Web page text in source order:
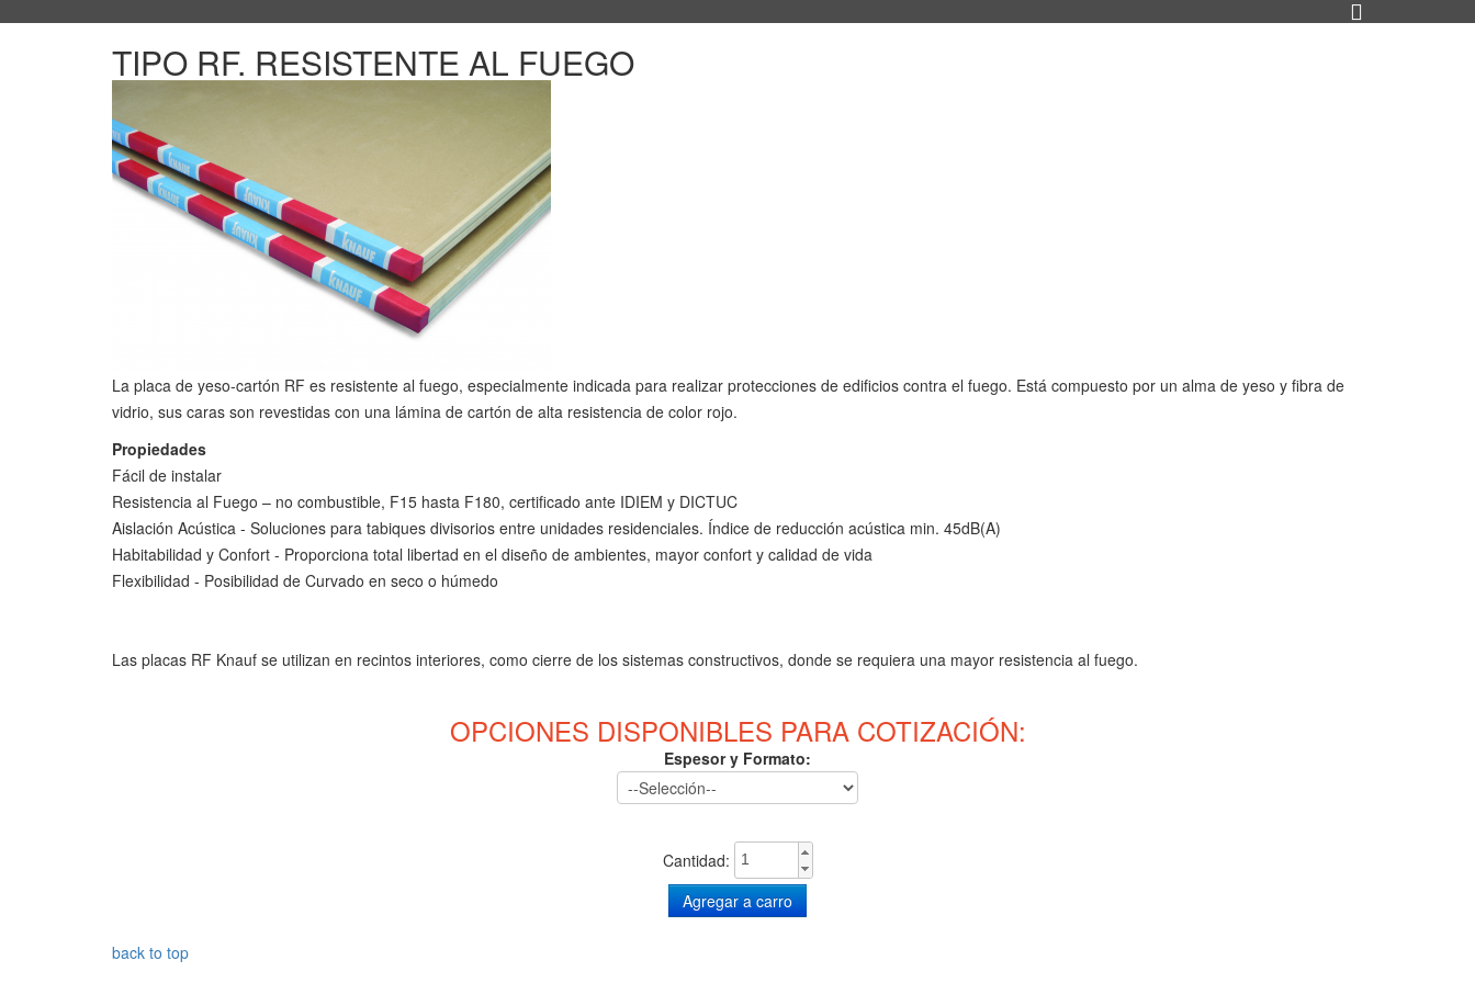
TIPO RF. RESISTENTE AL FUEGO
La placa de yeso-cartón RF es resistente al fuego, especialmente indicada para realizar protecciones de edificios contra el fuego. Está compuesto por un alma de yeso y fibra de
vidrio, sus caras son revestidas con una lámina de cartón de alta resistencia de color rojo.
Propiedades
Fácil de instalar
Resistencia al Fuego – no combustible, F15 hasta F180, certificado ante IDIEM y DICTUC
Aislación Acústica - Soluciones para tabiques divisorios entre unidades residenciales. Índice de reducción acústica min. 45dB(A)
Habitabilidad y Confort - Proporciona total libertad en el diseño de ambientes, mayor confort y calidad de vida
Flexibilidad - Posibilidad de Curvado en seco o húmedo
Las placas RF Knauf se utilizan en recintos interiores, como cierre de los sistemas constructivos, donde se requiera una mayor resistencia al fuego.
OPCIONES DISPONIBLES PARA COTIZACIÓN:
Espesor y Formato:
Cantidad:
back to top